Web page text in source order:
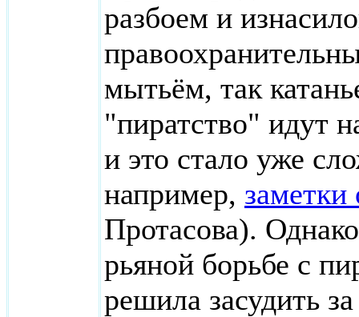
разбоем и
мытьём, так
"пиратство" идут
и это стало уже
например, заметки
Протасова).
рьяной борьбе с
решила засудить